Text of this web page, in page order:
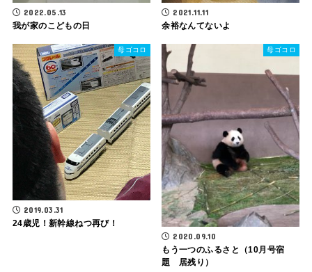
2022.05.13
我が家のこどもの日
2021.11.11
余裕なんてないよ
母ゴコロ
2019.03.31
24歳児！新幹線ねつ再び！
母ゴコロ
2020.09.10
もう一つのふるさと（10月号宿
題 居残り）